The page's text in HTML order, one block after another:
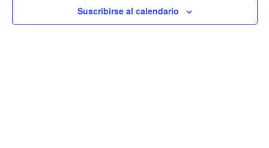
Suscribirse al calendario